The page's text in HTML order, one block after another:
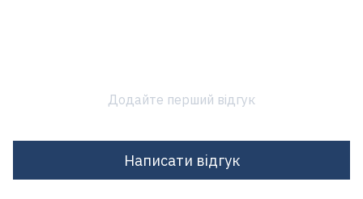
Додайте перший відгук
Написати відгук